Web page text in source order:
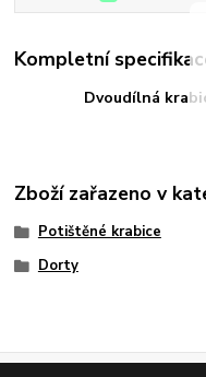
Kompletní
Dvoudílná
Zboží zařazeno v
Potištěné krabice
Dorty